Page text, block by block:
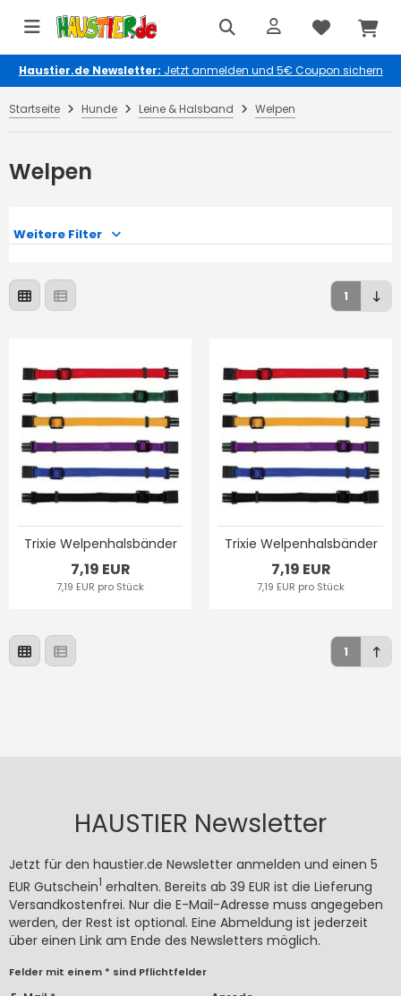
Haustier.de Newsletter: Jetzt anmelden und 5€ Coupon sichern
Startseite Hunde Leine & Halsband Welpen
Welpen
Weitere Filter
1
Trixie Welpenhalsbänder
7,19 EUR
7,19 EUR pro Stück
Trixie Welpenhalsbänder
7,19 EUR
7,19 EUR pro Stück
1
HAUSTIER Newsletter
Jetzt für den haustier.de Newsletter anmelden und einen 5
EUR Gutschein1 erhalten. Bereits ab 39 EUR ist die Lieferung
Versandkostenfrei. Nur die E-Mail-Adresse muss angegeben
werden, der Rest ist optional. Eine Abmeldung ist jederzeit
über einen Link am Ende des Newsletters möglich.
Felder mit einem * sind Pflichtfelder